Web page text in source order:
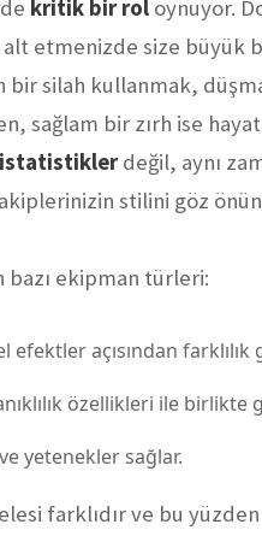
kritik bir rol oynuyor.
etmenizde size büyük
silah kullanmak,
sağlam bir zırh ise
istatistiklerdeğil, aynı
stilini göz
ekipman türleri:
efektler açısından farklılık
özellikleri ile birlikte
yetenekler sağlar.
farklıdır ve bu